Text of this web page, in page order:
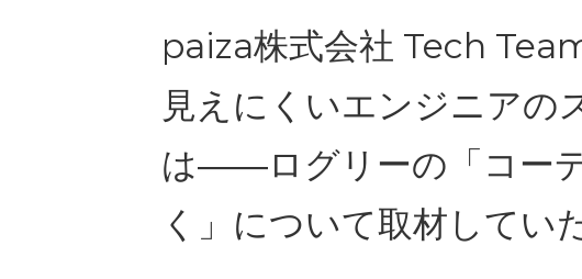
paiza株式会社 Tech
見えにくいエンジニアの
は――ログリーの「コー
く」について取材してい